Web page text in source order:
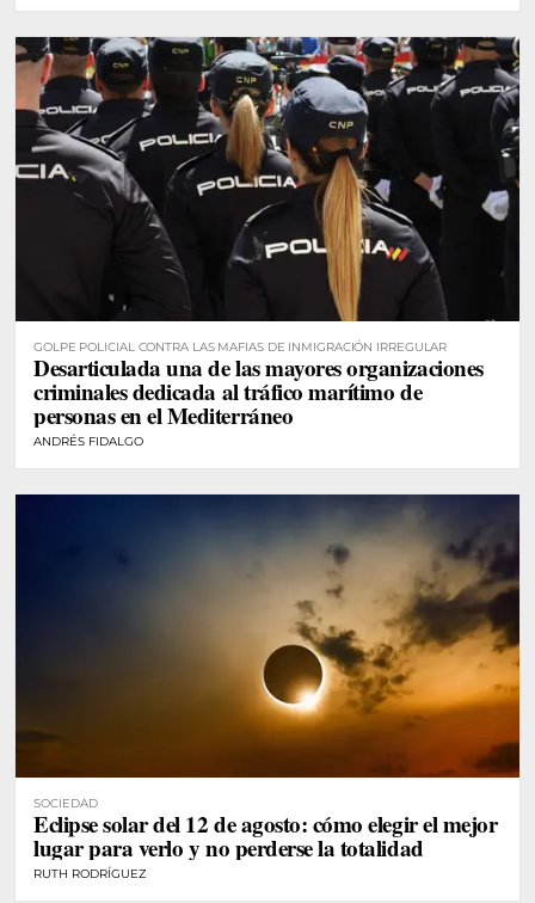
GOLPE POLICIAL CONTRA LAS MAFIAS DE INMIGRACIÓN IRREGULAR
Desarticulada una de las mayores organizaciones
criminales dedicada al tráfico marítimo de
personas en el Mediterráneo
ANDRÉS FIDALGO
SOCIEDAD
Eclipse solar del 12 de agosto: cómo elegir el mejor
lugar para verlo y no perderse la totalidad
RUTH RODRÍGUEZ